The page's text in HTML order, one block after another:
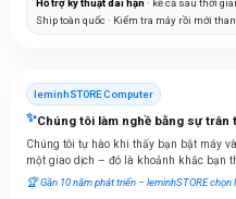
Ship toàn quốc · Kiểm tra máy rồi mới
leminhSTORE Computer
✨Chúng tôi làm nghề bằng sự
Chúng tôi tự hào khi thấy bạn bật máy
một giao dịch – đó là khoảnh khắc bạn
🏆 Gần 10 năm phát triển – leminhSTORE chọn